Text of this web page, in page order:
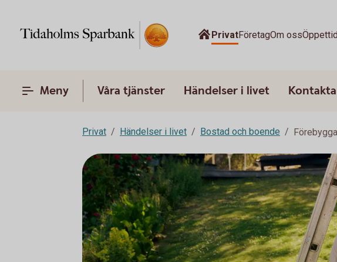
PrivatFöretagOm oss
Meny Våra tjänster Händelser i livet
Privat Händelser i livet Bostad och boende